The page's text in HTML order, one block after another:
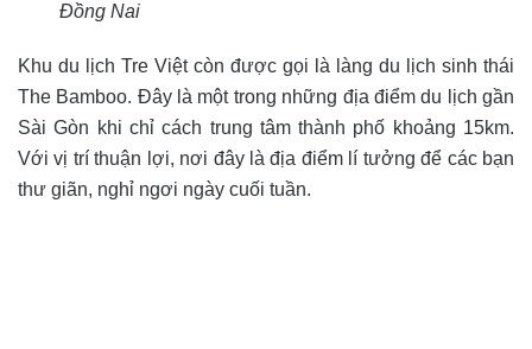
Đồng Nai
Khu du lịch Tre Việt còn được gọi là làng du lịch sinh thái
The Bamboo. Đây là một trong những địa điểm du lịch gần
Sài Gòn khi chỉ cách trung tâm thành phố khoảng 15km.
Với vị trí thuận lợi, nơi đây là địa điểm lí tưởng để các bạn
thư giãn, nghỉ ngơi ngày cuối tuần.